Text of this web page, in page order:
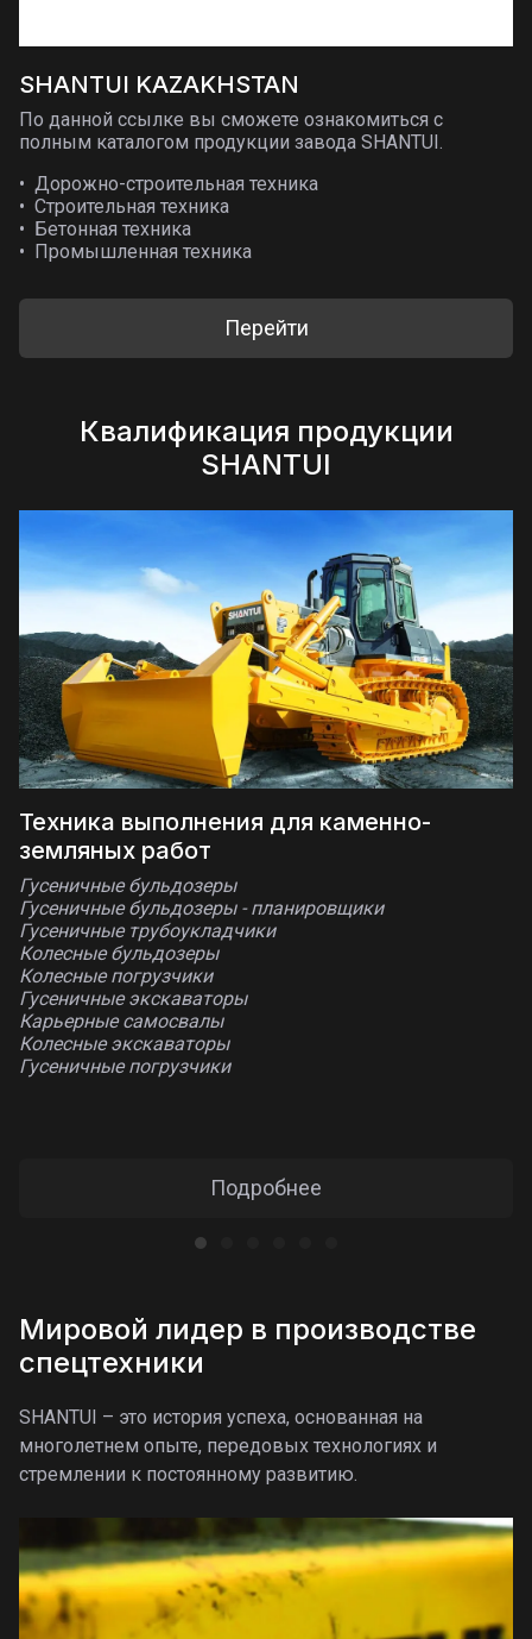
SHANTUI KAZAKHSTAN
По данной ссылке вы сможете ознакомиться с
полным каталогом продукции завода SHANTUI.
Дорожно-строительная техника
Строительная техника
Бетонная техника
Промышленная техника
Перейти
Квалификация продукции
SHANTUI
Техника выполнения для каменно-
земляных работ
Гусеничные бульдозеры
Гусеничные бульдозеры - планировщики
Гусеничные трубоукладчики
Колесные бульдозеры
Колесные погрузчики
Гусеничные экскаваторы
Карьерные самосвалы
Колесные экскаваторы
Гусеничные погрузчики
Подробнее
Мировой лидер в производстве
спецтехники
SHANTUI – это история успеха, основанная на
многолетнем опыте, передовых технологиях и
стремлении к постоянному развитию.